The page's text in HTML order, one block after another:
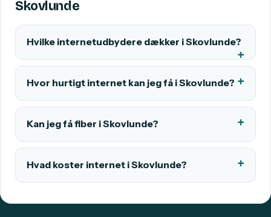
Skovlunde
Hvilke internetudbydere dækker i Skovlunde?
Hvor hurtigt internet kan jeg få i Skovlunde?
Kan jeg få fiber i Skovlunde?
Hvad koster internet i Skovlunde?